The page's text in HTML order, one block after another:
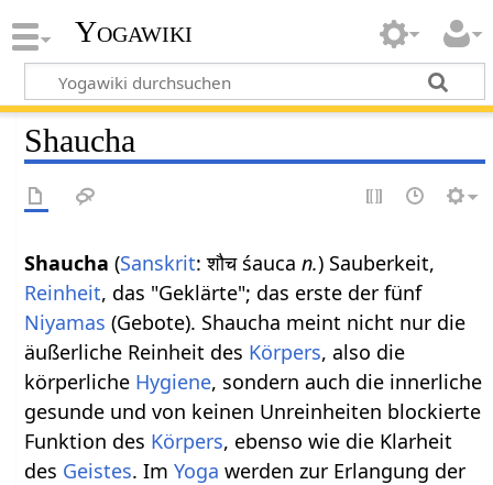
Yogawiki
Shaucha
Shaucha (Sanskrit: शौच śaucan.) Sauberkeit,
Reinheit, das "Geklärte"; das erste der fünf
Niyamas (Gebote). Shaucha meint nicht nur die
äußerliche Reinheit des Körpers, also die
körperliche Hygiene, sondern auch die innerliche
gesunde und von keinen Unreinheiten blockierte
Funktion des Körpers, ebenso wie die Klarheit
des Geistes. ImYoga werden zur Erlangung der